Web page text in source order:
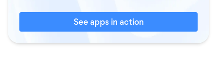
See apps in action